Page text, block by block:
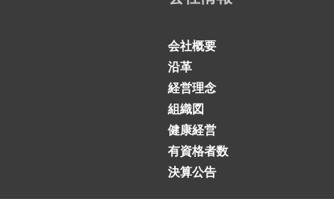
会社概要
沿革
経営理念
組織図
健康経営
有資格者数
決算公告